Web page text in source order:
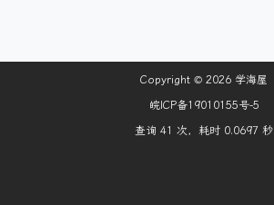
Copyright © 2026 学海屋
皖ICP备19010155号-5
查询 41 次，耗时 0.0697 秒